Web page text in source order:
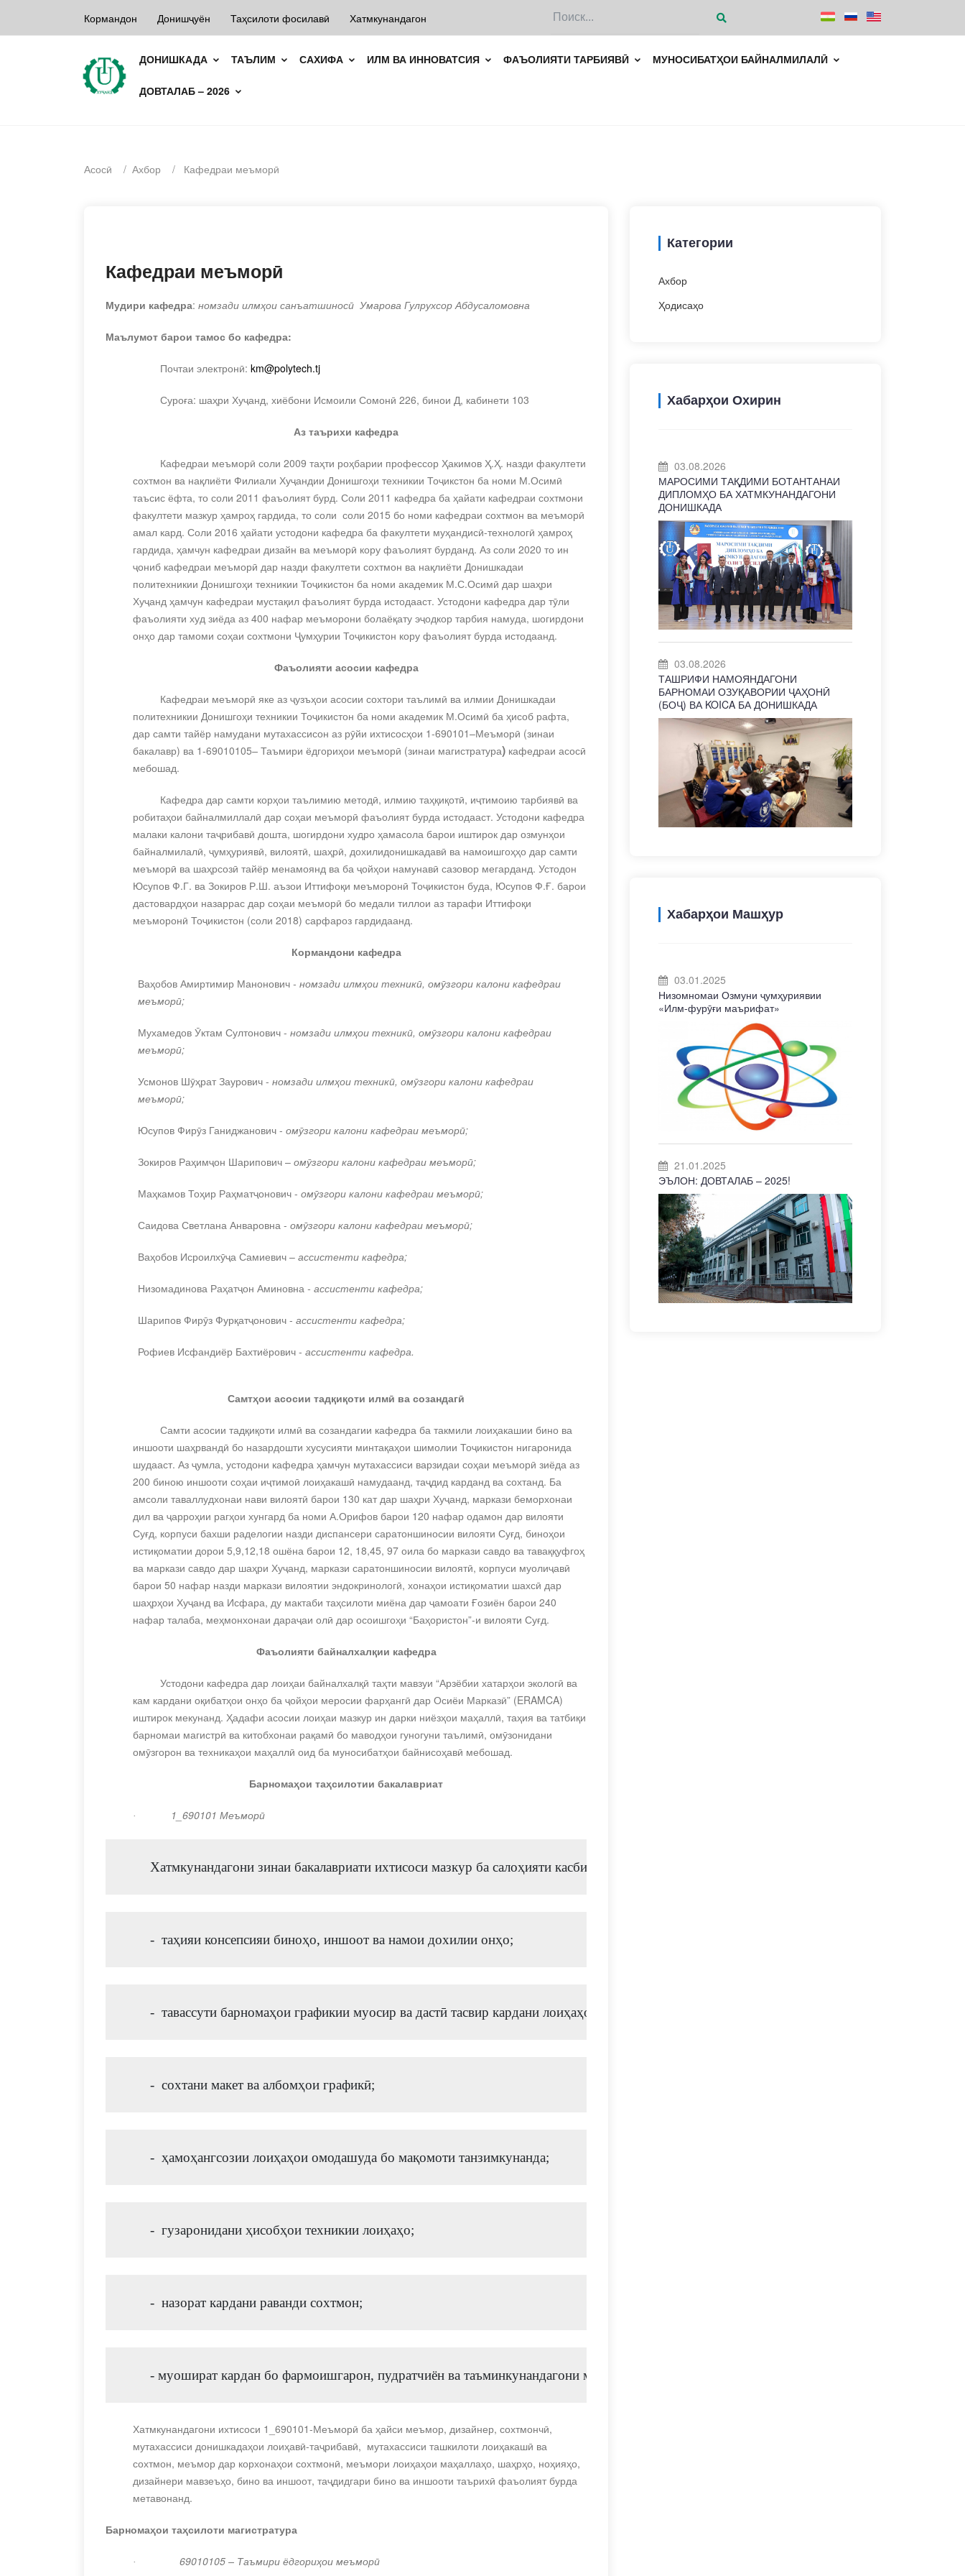
Кормандон Донишҷуён Таҳсилоти фосилавӣ Хатмкунандагон
ДОНИШКАДА ТАЪЛИМ САХИФА ИЛМ ВА ИННОВАТСИЯ ФАЪОЛИЯТИ ТАРБИЯВӢ МУНОСИБАТҲОИ БАЙНАЛМИЛАЛӢ
ДОВТАЛАБ – 2026
Асосӣ / Ахбор / Кафедраи меъморӣ
Кафедраи меъморӣ
Мудири кафедра: номзади илмҳои санъатшиносӣ Умарова Гулрухсор Абдусаломовна
Маълумот барои тамос бо кафедра:
Почтаи электронӣ: km@polytech.tj
Суроға: шаҳри Хуҷанд, хиёбони Исмоили Сомонӣ 226, бинои Д, кабинети 103
Аз таърихи кафедра
Кафедраи меъморӣ соли 2009 таҳти роҳбарии профессор Ҳакимов Ҳ.Ҳ. назди факултети
сохтмон ва нақлиёти Филиали Хуҷандии Донишгоҳи техникии Тоҷикстон ба номи М.Осимӣ
таъсис ёфта, то соли 2011 фаъолият бурд. Соли 2011 кафедра ба ҳайати кафедраи сохтмони
факултети мазкур ҳамроҳ гардида, то соли соли 2015 бо номи кафедраи сохтмон ва меъморӣ
амал кард. Соли 2016 ҳайати устодони кафедра ба факултети муҳандисӣ-технологӣ ҳамроҳ
гардида, ҳамчун кафедраи дизайн ва меъморӣ кору фаъолият бурданд. Аз соли 2020 то ин
ҷониб кафедраи меъморӣ дар назди факултети сохтмон ва нақлиёти Донишкадаи
политехникии Донишгоҳи техникии Тоҷикистон ба номи академик М.С.Осимӣ дар шаҳри
Хуҷанд ҳамчун кафедраи мустақил фаъолият бурда истодааст. Устодони кафедра дар тӯли
фаъолияти худ зиёда аз 400 нафар меъморони болаёқату эҷодкор тарбия намуда, шогирдони
онҳо дар тамоми соҳаи сохтмони Ҷумҳурии Тоҷикистон кору фаъолият бурда истодаанд.
Фаъолияти асосии кафедра
Кафедраи меъморӣ яке аз ҷузъҳои асосии сохтори таълимӣ ва илмии Донишкадаи
политехникии Донишгоҳи техникии Тоҷикистон ба номи академик М.Осимӣ ба ҳисоб рафта,
дар самти тайёр намудани мутахассисон аз рӯйи ихтисосҳои 1-690101–Меъморӣ (зинаи
бакалавр) ва 1-69010105– Таъмири ёдгориҳои меъморӣ (зинаи магистратура) кафедраи асосӣ
мебошад.
Кафедра дар самти корҳои таълимию методӣ, илмию таҳқиқотӣ, иҷтимоию тарбиявӣ ва
робитаҳои байналмиллалӣ дар соҳаи меъморӣ фаъолият бурда истодааст. Устодони кафедра
малаки калони таҷрибавӣ дошта, шогирдони худро ҳамасола барои иштирок дар озмунҳои
байналмилалӣ, ҷумҳуриявӣ, вилоятӣ, шаҳрӣ, дохилидонишкадавӣ ва намоишгоҳҳо дар самти
меъморӣ ва шаҳрсозӣ тайёр менамоянд ва ба ҷойҳои намунавӣ сазовор мегарданд. Устодон
Юсупов Ф.Г. ва Зокиров Р.Ш. аъзои Иттифоқи меъморонӣ Тоҷикистон буда, Юсупов Ф.Ғ. барои
дастовардҳои назаррас дар соҳаи меъморӣ бо медали тиллои аз тарафи Иттифоқи
меъморонӣ Тоҷикистон (соли 2018) сарфароз гардидаанд.
Кормандони кафедра
Ваҳобов Амиртимир Манонович- номзади илмҳои техникӣ, омӯзгори калони кафедраи
меъморӣ;
Мухамедов Ӯктам Султонович - номзади илмҳои техникӣ, омӯзгори калони кафедраи
меъморӣ;
Усмонов Шӯҳрат Заурович - номзади илмҳои техникӣ, омӯзгори калони кафедраи
меъморӣ;
Юсупов Фирӯз Ганиджанович - омӯзгори калони кафедраи меъморӣ;
Зокиров Раҳимҷон Шарипович – омӯзгори калони кафедраи меъморӣ;
Маҳкамов Тоҳир Раҳматҷонович - омӯзгори калони кафедраи меъморӣ;
Саидова Светлана Анваровна - омӯзгори калони кафедраи меъморӣ;
Ваҳобов Исроилхӯҷа Самиевич – ассистенти кафедра;
Низомадинова Раҳатҷон Аминовна - ассистенти кафедра;
Шарипов Фирӯз Фурқатҷонович - ассистенти кафедра;
Рофиев Исфандиёр Бахтиёрович - ассистенти кафедра.
Самтҳои асосии тадқиқоти илмӣ ва созандагӣ
Самти асосии тадқиқоти илмӣ ва созандагии кафедра ба такмили лоиҳакашии бино ва
иншооти шаҳрвандӣ бо назардошти хусусияти минтақаҳои шимолии Тоҷикистон нигаронида
шудааст. Аз ҷумла, устодони кафедра ҳамчун мутахассиси варзидаи соҳаи меъморӣ зиёда аз
200 биною иншооти соҳаи иҷтимоӣ лоиҳакашӣ намудаанд, таҷдид карданд ва сохтанд. Ба
амсоли таваллудхонаи нави вилоятӣ барои 130 кат дар шаҳри Хуҷанд, маркази беморхонаи
дил ва ҷарроҳии рагҳои хунгард ба номи А.Орифов барои 120 нафар одамон дар вилояти
Суғд, корпуси бахши раделогии назди диспансери саратоншиносии вилояти Суғд, биноҳои
истиқоматии дорои 5,9,12,18 ошёна барои 12, 18,45, 97 оила бо маркази савдо ва таваққуфгоҳ
ва маркази савдо дар шаҳри Хуҷанд, маркази саратоншиносии вилоятӣ, корпуси муолиҷавӣ
барои 50 нафар назди маркази вилоятии эндокринологӣ, хонаҳои истиқоматии шахсӣ дар
шаҳрҳои Хуҷанд ва Исфара, ду мактаби таҳсилоти миёна дар ҷамоати Ғозиён барои 240
нафар талаба, меҳмонхонаи дараҷаи олӣ дар осоишгоҳи “Баҳористон”-и вилояти Суғд.
Фаъолияти байналхалқии кафедра
Устодони кафедра дар лоиҳаи байналхалқӣ таҳти мавзуи “Арзёбии хатарҳои экологӣ ва
кам кардани оқибатҳои онҳо ба ҷойҳои меросии фарҳангӣ дар Осиёи Марказӣ” (ERAMCA)
иштирок мекунанд. Ҳадафи асосии лоиҳаи мазкур ин дарки ниёзҳои маҳаллӣ, таҳия ва татбиқи
барномаи магистрӣ ва китобхонаи рақамӣ бо маводҳои гуногуни таълимӣ, омӯзонидани
омӯзгорон ва техникаҳои маҳаллӣ оид ба муносибатҳои байнисоҳавӣ мебошад.
Барномаҳои таҳсилотии бакалавриат
· 1_690101 Меъморӣ
Хатмкунандагони зинаи бакалавриати ихтисоси мазкур ба салоҳияти касбии зерин ноил мегарданд:
-  таҳияи консепсияи биноҳо, иншоот ва намои дохилии онҳо;
-  тавассути барномаҳои графикии муосир ва дастӣ тасвир кардани лоиҳаҳо, эскизҳо ва нақшаҳо;
-  сохтани макет ва албомҳои графикӣ;
-  ҳамоҳангсозии лоиҳаҳои омодашуда бо мақомоти танзимкунанда;
-  гузаронидани ҳисобҳои техникии лоиҳаҳо;
-  назорат кардани раванди сохтмон;
- муошират кардан бо фармоишгарон, пудратчиён ва таъминкунандагони масолеҳҳои сохтмонӣ.
Хатмкунандагони ихтисоси 1_690101-Меъморӣ ба ҳайси меъмор, дизайнер, сохтмончӣ,
мутахассиси донишкадаҳои лоиҳавӣ-таҷрибавӣ, мутахассиси ташкилоти лоиҳакашӣ ва
сохтмон, меъмор дар корхонаҳои сохтмонӣ, меъмори лоиҳаҳои маҳаллаҳо, шаҳрҳо, ноҳияҳо,
дизайнери мавзеъҳо, бино ва иншоот, таҷдидгари бино ва иншооти таърихӣ фаъолият бурда
метавонанд.
Барномаҳои таҳсилоти магистратура
· 69010105 – Таъмири ёдгориҳои меъморӣ
Категории
Ахбор
Ҳодисаҳо
Хабарҳои Охирин
03.08.2026
МАРОСИМИ ТАҚДИМИ БОТАНТАНАИ
ДИПЛОМҲО БА ХАТМКУНАНДАГОНИ
ДОНИШКАДА
03.08.2026
ТАШРИФИ НАМОЯНДАГОНИ
БАРНОМАИ ОЗУҚАВОРИИ ҶАҲОНӢ
(БОҶ) ВА KOICA БА ДОНИШКАДА
Хабарҳои Машҳур
03.01.2025
Низомномаи Озмуни ҷумҳуриявии
«Илм-фурӯғи маърифат»
21.01.2025
ЭЪЛОН: ДОВТАЛАБ – 2025!